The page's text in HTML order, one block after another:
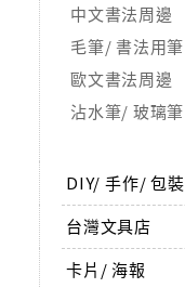
中文書法周邊
毛筆/ 書法用筆
歐文書法周邊
沾水筆/ 玻璃筆
DIY/ 手作/ 包裝
台灣文具店
卡片/ 海報